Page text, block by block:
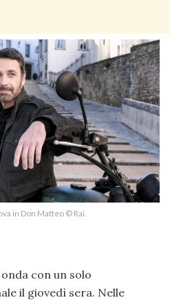
in Don Matteo © Rai.
con un solo
il giovedì sera. Nelle